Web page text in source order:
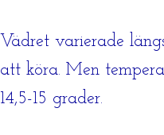
Vädret varierade
att köra. Men
14,5-15 grader.